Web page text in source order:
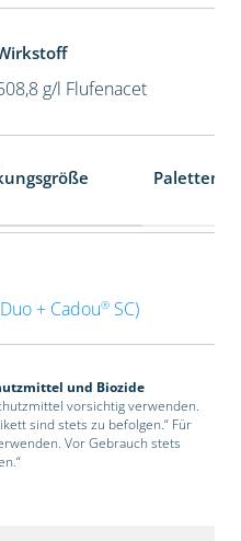
g/l Flufenacet
+ Cadou®SC)
und Biozide
vorsichtig verwenden.
sind stets zu befolgen.“ Für
Vor Gebrauch stets